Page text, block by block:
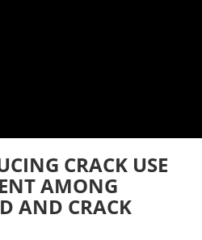
CRACK USE
AMONG
AND CRACK